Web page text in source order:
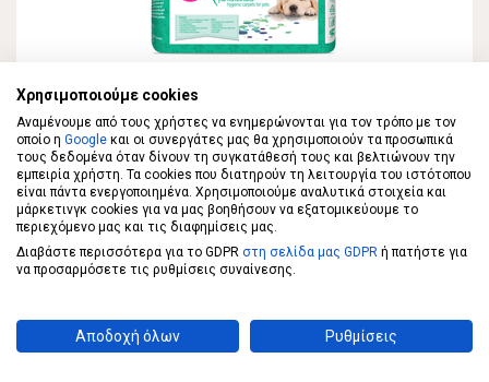
ECONOMY
ECONOMY Υγιεινά Υποστρώματα για
Κατοικίδια 60Χ60cm 16τεμ
4,99 €
Χρησιμοποιούμε cookies
Αναμένουμε από τους χρήστες να ενημερώνονται για τον τρόπο με τον
οποίο η Google και οι συνεργάτες μας θα χρησιμοποιούν τα προσωπικά
τους δεδομένα όταν δίνουν τη συγκατάθεσή τους και βελτιώνουν την
εμπειρία χρήστη. Τα cookies που διατηρούν τη λειτουργία του ιστότοπου
είναι πάντα ενεργοποιημένα. Χρησιμοποιούμε αναλυτικά στοιχεία και
μάρκετινγκ cookies για να μας βοηθήσουν να εξατομικεύουμε το
περιεχόμενο μας και τις διαφημίσεις μας.
Διαβάστε περισσότερα για το GDPR στη σελίδα μας GDPR ή πατήστε για
να προσαρμόσετε τις ρυθμίσεις συναίνεσης.
Αποδοχή όλων Ρυθμίσεις